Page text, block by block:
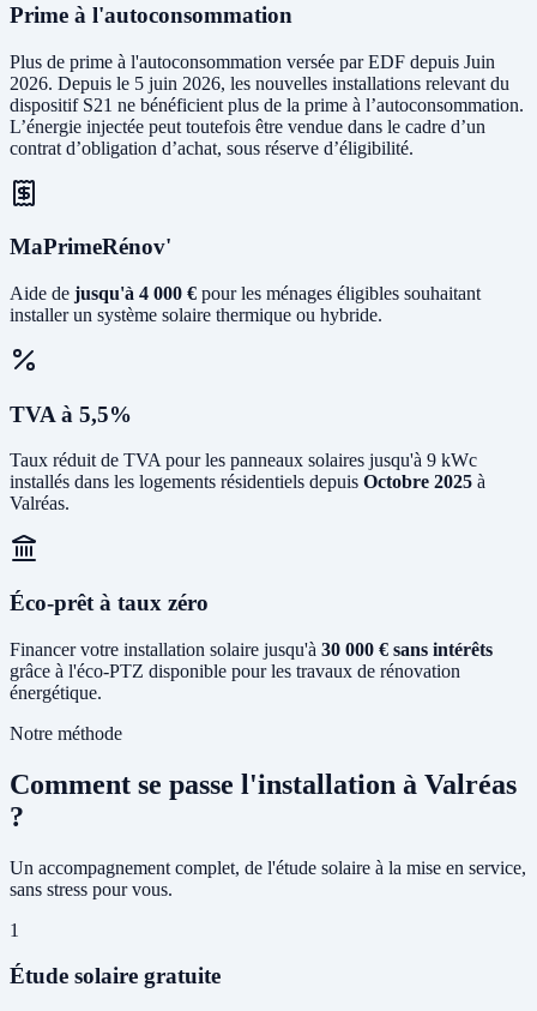
Prime à l'autoconsommation
Plus de prime à l'autoconsommation versée par EDF depuis Juin
2026. Depuis le 5 juin 2026, les nouvelles installations relevant du
dispositif S21 ne bénéficient plus de la prime à l’autoconsommation.
L’énergie injectée peut toutefois être vendue dans le cadre d’un
contrat d’obligation d’achat, sous réserve d’éligibilité.
MaPrimeRénov'
Aide de jusqu'à 4 000 € pour les ménages éligibles souhaitant
installer un système solaire thermique ou hybride.
TVA à 5,5%
Taux réduit de TVA pour les panneaux solaires jusqu'à 9 kWc
installés dans les logements résidentiels depuis Octobre 2025 à
Valréas.
Éco-prêt à taux zéro
Financer votre installation solaire jusqu'à 30 000 € sans intérêts
grâce à l'éco-PTZ disponible pour les travaux de rénovation
énergétique.
Notre méthode
Comment se passe l'installation à Valréas
?
Un accompagnement complet, de l'étude solaire à la mise en service,
sans stress pour vous.
1
Étude solaire gratuite